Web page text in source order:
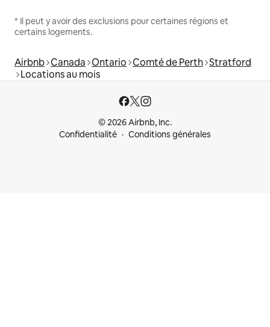
* Il peut y avoir des exclusions pour certaines régions et
certains logements.
Airbnb Canada Ontario Comté de Perth Stratford
Locations au mois
© 2026 Airbnb, Inc.
Confidentialité
Conditions générales